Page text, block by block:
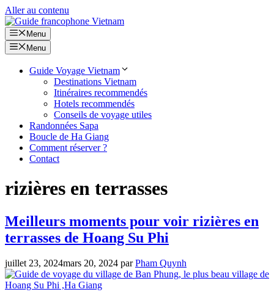
Aller au contenu
Menu
Menu
Guide Voyage Vietnam
Destinations Vietnam
Itinéraires recommendés
Hotels recommendés
Conseils de voyage utiles
Randonnées Sapa
Boucle de Ha Giang
Comment réserver ?
Contact
rizières en terrasses
Meilleurs moments pour voir rizières en
terrasses de Hoang Su Phi
juillet 23, 2024mars 20, 2024 parPham Quynh